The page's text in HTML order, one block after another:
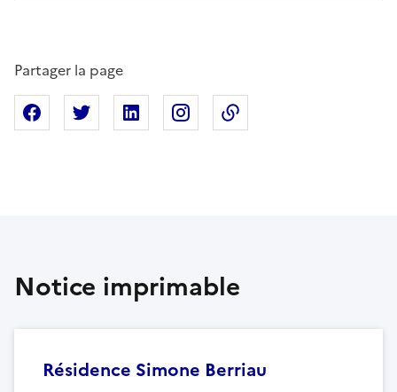
Partager la page
Partager sur Facebook
Partager sur XPartager sur Linkedin
Partager sur Instagram
Notice imprimable
Résidence Simone Berriau